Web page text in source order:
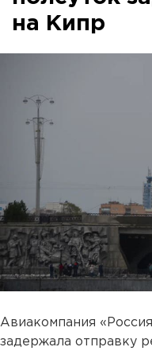
на Кипр
Авиакомпания
задержала отправку